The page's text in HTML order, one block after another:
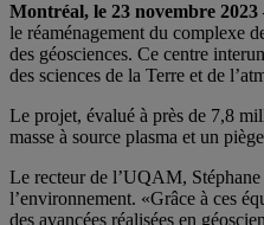
Montréal, le 23 novembre 2023
le réaménagement du complexe
des géosciences. Ce centre
des sciences de la Terre et de
Le projet, évalué à près de 7,8
masse à source plasma et un
Le recteur de l’UQAM,
l’environnement. «Grâce à ces
des avancées réalisées en